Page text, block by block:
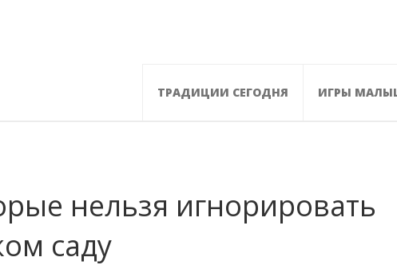
ТРАДИЦИИ СЕГОДНЯ ИГРЫ
нельзя игнорировать
саду